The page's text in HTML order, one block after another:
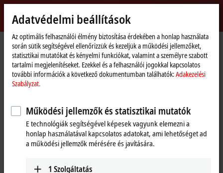
Beckhoff
-
New
Automation
Technology
KezdőlapProducts IPC Product finder IPC
Product finder IPC
The product finder only works on devices with a larger display.
Tabular product overview
Adatvédelmi beállítások
Az optimális felhasználói élmény biztosítása érdekében a honlap használata
során sütik segítségével ellenőrizzük és kezeljük a működési jellemzőket,
statisztikai mutatókat és kényelmi funkciókat, valamint a személyre szabott
tartalmi megjelenítéseket. Ezekkel és a felhasználói jogokkal kapcsolatos
további információk a következő dokumentumban találhatók:Adakezelési
Szabályzat.
Működési jellemzők és statisztikai mutatók
E technológiák segítségével képesek vagyunk elemezni a
honlap használatával kapcsolatos adatokat, ami lehetőséget ad
a működési jellemzők mérésére és javítására.
1 Szolgáltatás